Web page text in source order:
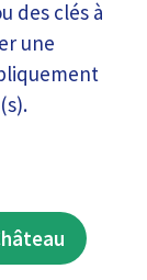
des clés à
une